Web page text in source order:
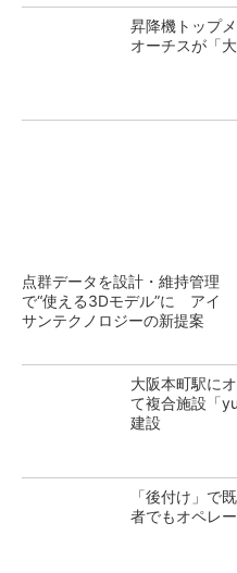
昇降機トップ
オーチスが「
点群データを設計・維持管理
で“使える3Dモデル”に アイ
サンテクノロジーの新提案
大阪本町駅に
て複合施設「
建設
「後付け」で
者でもオペレ